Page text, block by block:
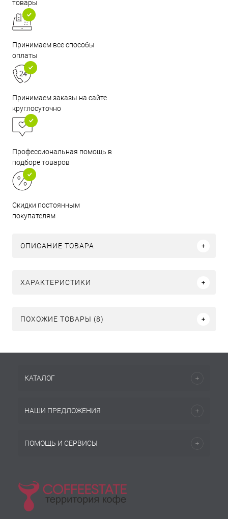
товары
Принимаем все способы
оплаты
Принимаем заказы на сайте
круглосуточно
Профессиональная помощь в
подборе товаров
Скидки постоянным
покупателям
ОПИСАНИЕ ТОВАРА
ХАРАКТЕРИСТИКИ
ПОХОЖИЕ ТОВАРЫ (8)
КАТАЛОГ
НАШИ ПРЕДЛОЖЕНИЯ
ПОМОЩЬ И СЕРВИСЫ